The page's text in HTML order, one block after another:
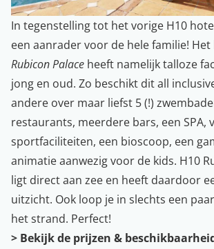
In tegenstelling tot het vorige H10
een aanrader voor de hele familie! Het
Rubicon Palace heeft namelijk talloze
jong en oud. Zo beschikt dit all
andere over maar liefst 5 (!)
restaurants, meerdere bars, een SPA,
sportfaciliteiten, een bioscoop, een
animatie aanwezig voor de kids. H10
ligt direct aan zee en heeft daardoor
uitzicht. Ook loop je in slechts een
het strand. Perfect!
> Bekijk de prijzen &